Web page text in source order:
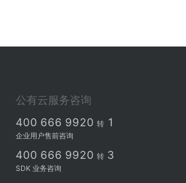
公有云服务咨询
400 666 9920 转 1
企业用户售前咨询
400 666 9920 转 3
SDK 业务咨询